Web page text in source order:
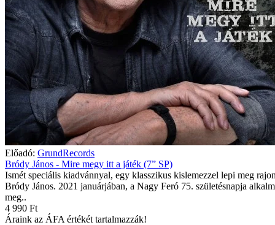
Előadó: GrundRecords
Bródy János - Mire megy itt a játék (7” SP)
Ismét speciális kiadvánnyal, egy klasszikus kislemezzel lepi meg
Bródy János. 2021 januárjában, a Nagy Feró 75. születésnapja
meg..
4 990 Ft
Áraink az ÁFA értékét tartalmazzák!